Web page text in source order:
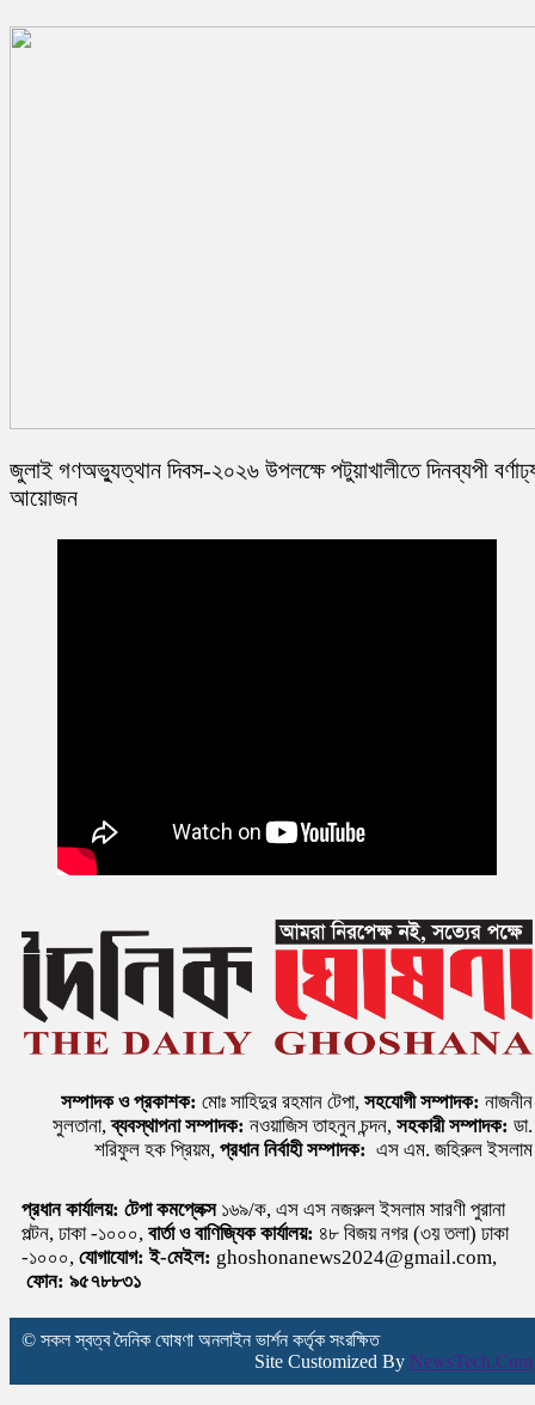
জুলাই গণঅভ্যুত্থান দিবস-২০২৬ উপলক্ষে পটুয়াখালীতে দিনব্যপী
আয়োজন
সম্পাদক ও প্রকাশক: মোঃ সাহিদুর রহমান টেপা, সহযোগী সম্পাদক: নাজনীন
সুলতানা,ব্যবস্থাপনা সম্পাদক: নওয়াজিস তাহনুন চন্দন, সহকারী সম্পাদক: ডা.
শরিফুল হক প্রিয়ম, প্রধান নির্বাহী সম্পাদক: এস এম. জহিরুল ইসলাম
প্রধান কার্যালয়: টেপা কমপ্লেক্স ১৬৯/ক, এস এস নজরুল ইসলাম সারণী পুরানা
পল্টন, ঢাকা -১০০০, বার্তা ও বাণিজ্যিক কার্যালয়: ৪৮ বিজয় নগর (৩য় তলা) ঢাকা
-১০০০, যোগাযোগ:ই-মেইল: ghoshonanews2024@gmail.com,
ফোন: ৯৫৭৮৮৩১
© সকল স্বত্ব দৈনিক ঘোষণা অনলাইন ভার্শন কর্তৃক সংরক্ষিত
Site Customized By NewsTech.Com